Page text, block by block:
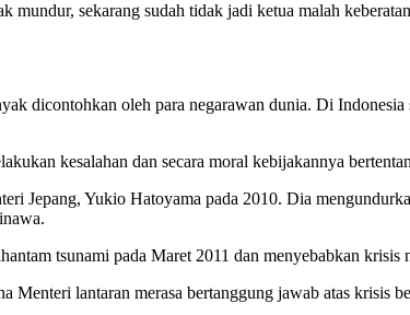
sekarang sudah tidak jadi ketua malah
dicontohkan oleh para negarawan dunia. Di
kesalahan dan secara moral kebijakannya
Jepang, Yukio Hatoyama pada 2010. Dia
tsunami pada Maret 2011 dan menyebabkan krisis
Menteri lantaran merasa bertanggung jawab atas krisis